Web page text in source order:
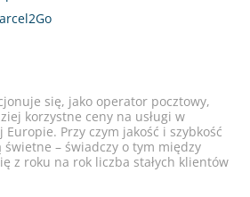
się, jako operator pocztowy,
korzystne ceny na usługi w
Przy czym jakość i szybkość
świetne – świadczy o tym między
z roku na rok liczba stałych klientów